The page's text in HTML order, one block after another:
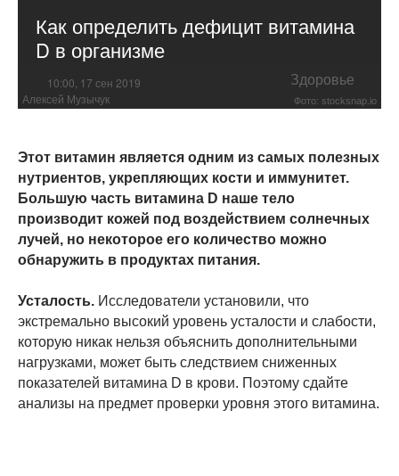
Как определить дефицит витамина
D в организме
10:00, 17 сен 2019 Здоровье
Алексей Музычук Фото: stocksnap.io
Этот витамин является одним из самых полезных
нутриентов, укрепляющих кости и иммунитет.
Большую часть витамина D наше тело
производит кожей под воздействием солнечных
лучей, но некоторое его количество можно
обнаружить в продуктах питания.
Усталость. Исследователи установили, что
экстремально высокий уровень усталости и слабости,
которую никак нельзя объяснить дополнительными
нагрузками, может быть следствием сниженных
показателей витамина D в крови. Поэтому сдайте
анализы на предмет проверки уровня этого витамина.